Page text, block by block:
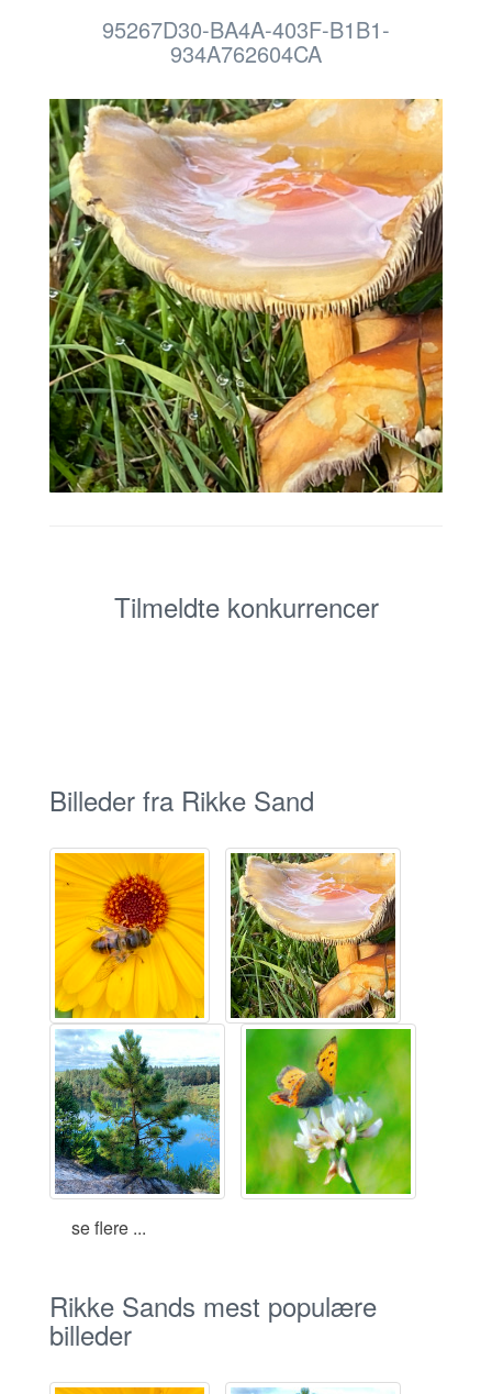
95267D30-BA4A-403F-B1B1-
934A762604CA
Tilmeldte konkurrencer
Billeder fra Rikke Sand
se flere ...
Rikke Sands mest populære
billeder